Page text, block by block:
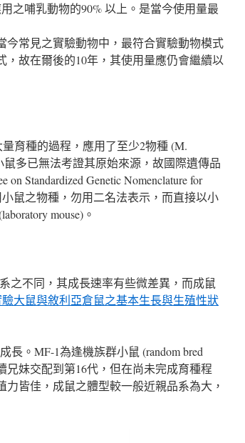
之哺乳動物的90% 以上。是當今使用量最
常見之實驗動物中，最符合實驗動物模式
故在爾後的10年，其使用量應仍會繼續以
育種的過程，應用了至少2物種 (M.
鼠多已無法考證其原始來源，故國際遺傳品
Standardized Genetic Nomenclature for
鼠之物種，勿用二名法表示，而直接以小
mouse)。
之不同，其成長速率有些微差異，而成鼠
大鼠與敘利亞倉鼠之基本生長與生殖性狀
。MF-1為逢機族群小鼠 (random bred
妹交配到第16代，但在尚未完成育種程
皆佳，成鼠之體型較一般近親品系為大，